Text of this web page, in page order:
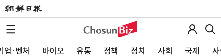
업·벤처 바이오 유통 정책 정치 사회 국제 사